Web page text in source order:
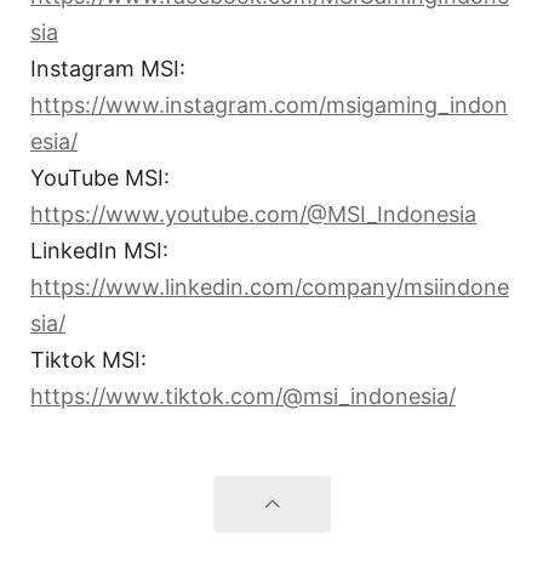
sia
Instagram MSI:
https://www.instagram.com/msigaming_indon
esia/
YouTube MSI:
https://www.youtube.com/@MSI_Indonesia
LinkedIn MSI:
https://www.linkedin.com/company/msiindone
sia/
Tiktok MSI:
https://www.tiktok.com/@msi_indonesia/